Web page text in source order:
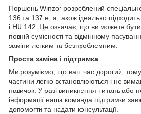
Поршень Winzor розроблений
136 та 137 e, а також ідеально
і HU 142. Це означає, що ви можете бути
повній сумісності та відмінному
заміни легким та безпроблемним.
Проста заміна і підтримка
Ми розуміємо, що ваш час дорогий, тому
частини легко встановлюються і не
навичок. У разі виникнення питань або
інформації наша команда підтримки
допомогти та надати консультації.